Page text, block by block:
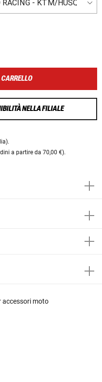
CARRELLO
NELLA FILIALE
a partire da 70,00 €).
accessori moto